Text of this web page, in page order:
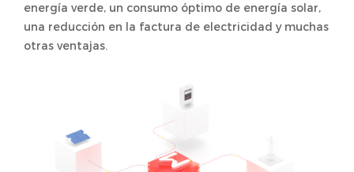
energía verde, un consumo óptimo de energía solar,
una reducción en la factura de electricidad y muchas
otras ventajas.